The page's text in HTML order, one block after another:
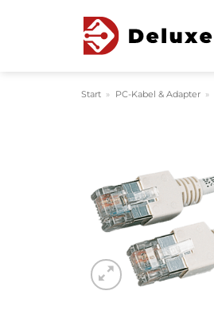
Start » PC-Kabel & Adapter »